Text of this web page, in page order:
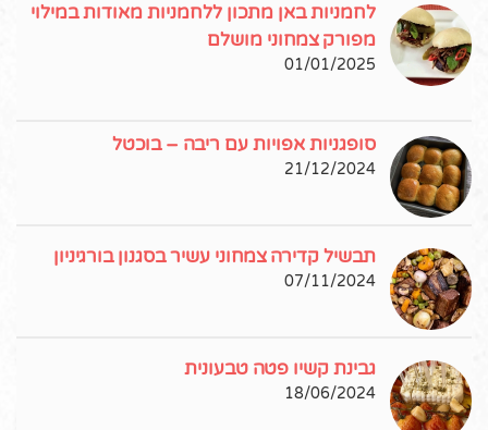
לחמניות באן מתכון ללחמניות מאודות במילוי
מפורק צמחוני מושלם
01/01/2025
סופגניות אפויות עם ריבה – בוכטל
21/12/2024
תבשיל קדירה צמחוני עשיר בסגנון בורגיניון
07/11/2024
גבינת קשיו פטה טבעונית
18/06/2024